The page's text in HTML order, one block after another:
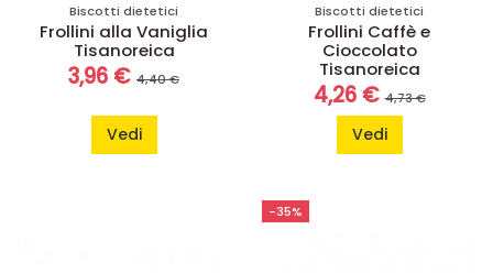
Biscotti dietetici
Frollini alla Vaniglia
Tisanoreica
3,96 € 4,40 €
Vedi
Biscotti dietetici
Frollini Caffè e
Cioccolato
Tisanoreica
4,26 €4,73 €
Vedi
-35%